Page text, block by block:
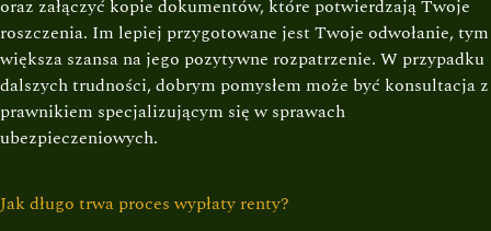
oraz załączyć kopie dokumentów, które potwierdzają Twoje
roszczenia. Im lepiej przygotowane jest Twoje odwołanie, tym
większa szansa na jego pozytywne rozpatrzenie. W przypadku
dalszych trudności, dobrym pomysłem może być konsultacja z
prawnikiem specjalizującym się w sprawach
ubezpieczeniowych.
Jak długo trwa proces wypłaty renty?